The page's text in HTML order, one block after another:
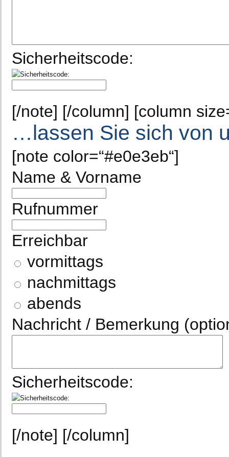
Sicherheitscode:
[/note] [/column] [column
…lassen Sie sich von
[note color=“#e0e3eb“]
Name & Vorname
Rufnummer
Erreichbar
vormittags
nachmittags
abends
Nachricht / Bemerkung
Sicherheitscode:
[/note] [/column]